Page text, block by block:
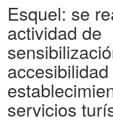
Esquel: se
actividad de
servicios